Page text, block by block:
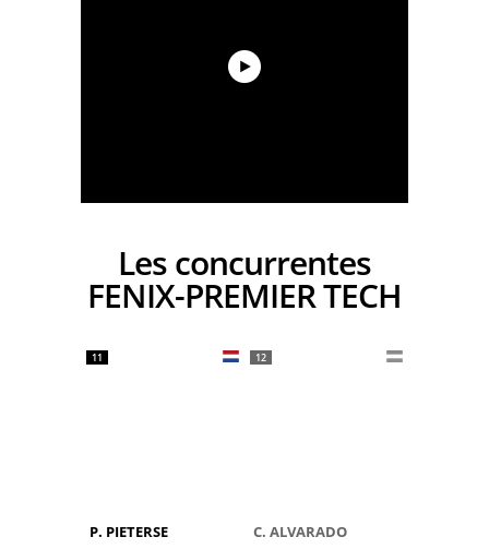
Les concurrentes
FENIX-PREMIER TECH
11
P. PIETERSE
12
C. ALVARADO